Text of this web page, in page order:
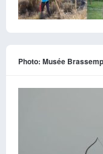
Photo: Musée